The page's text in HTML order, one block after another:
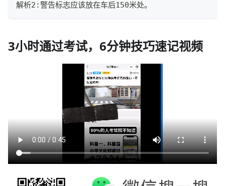
解析2:警告标志应该放在车后150米处。
3小时通过考试，6分钟技巧速记视频